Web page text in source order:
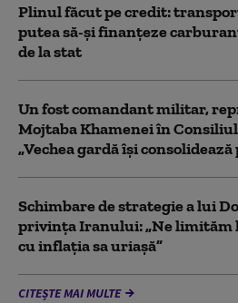
Plinul făcut pe credit:
putea să-și finanțeze
de la stat
Un fost comandant militar,
Mojtaba Khamenei în
„Vechea gardă își
Schimbare de strategie a lui
privința Iranului: „Ne limităm
cu inflația sa uriașă”
CITEȘTE MAI MULTE